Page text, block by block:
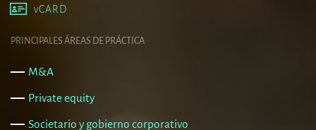
vCARD
PRINCIPALES ÁREAS DE PRÁCTICA
M&A
Private equity
Societario y gobierno corporativo